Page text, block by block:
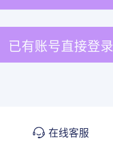
已有账号直接登录
在线客服